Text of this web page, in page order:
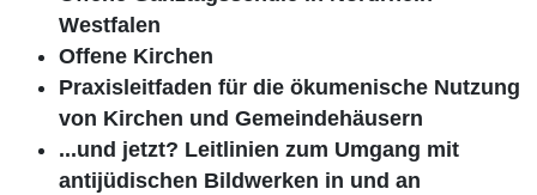
Westfalen
Offene Kirchen
Praxisleitfaden für die ökumenische Nutzung
von Kirchen und Gemeindehäusern
...und jetzt? Leitlinien zum Umgang mit
antijüdischen Bildwerken in und an